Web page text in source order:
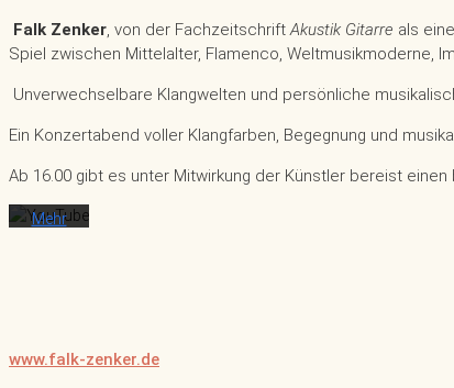
Falk Zenker, von der FachzeitschriftAkustik Gitarre als
Spiel zwischen Mittelalter, Flamenco, Weltmusikmoderne,
Unverwechselbare Klangwelten und persönliche
Ein Konzertabend voller Klangfarben, Begegnung und
Ab 16.00 gibt es unter Mitwirkung der Künstler bereist
Laden
des
akzeptieren
Sie die
von
Mehr
www.falk-zenker.de